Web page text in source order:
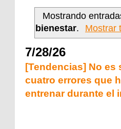
Mostrando
bienestar. Mostrar
7/28/26
[Tendencias] No es
cuatro errores que
entrenar durante el